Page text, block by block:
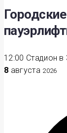
12:00 Стадион в
8 августа 2026